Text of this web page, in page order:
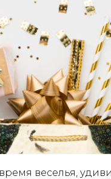
веселья,